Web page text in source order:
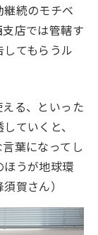
続のモチベ
店では管轄す
てもらうル
える、といった
ていくと、
葉になってし
ほうが地球環
賀さん）